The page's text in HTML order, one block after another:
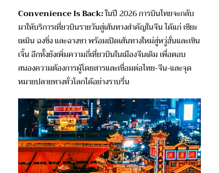
Convenience Is Back:ในปี 2026 การบินไทยจะกลับ
มาให้บริการเที่ยวบินรายวันสู่เส้นทางสำคัญในจีน ได้แก่ เซียะ
เหมิน ฉงชิ่ง และฉางซา พร้อมเปิดเส้นทางใหม่สู่หวู่ฮั่นและเซิน
เจิ้น อีกทั้งยังเพิ่มความถี่เที่ยวบินในเมืองจีนเดิม เพื่อตอบ
สนองความต้องการผู้โดยสารและเชื่อมต่อไทย-จีน-และจุด
หมายปลายทางทั่วโลกได้อย่างราบรื่น